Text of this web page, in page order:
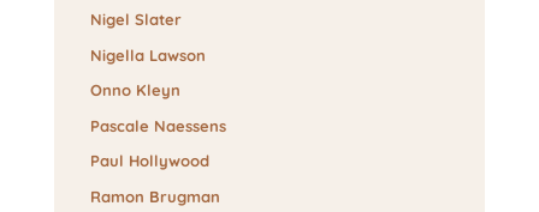
Nigel Slater
Nigella Lawson
Onno Kleyn
Pascale Naessens
Paul Hollywood
Ramon Brugman